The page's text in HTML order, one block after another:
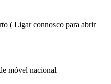
( Ligar connosco para abrir
móvel nacional